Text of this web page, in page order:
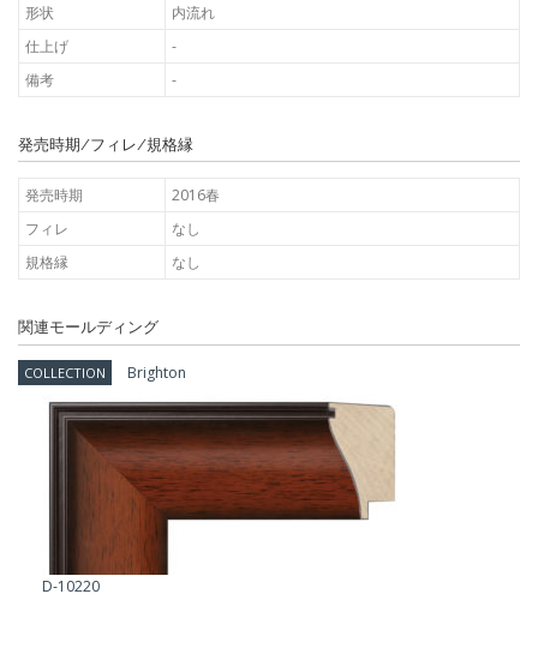
形状
内流れ
仕上げ
-
備考
-
発売時期/フィレ/規格縁
発売時期
2016春
フィレ
なし
規格縁
なし
関連モールディング
COLLECTION Brighton
D-10220